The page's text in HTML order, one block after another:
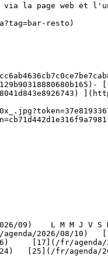
via la page web et
2026/08/10)
[17](/fr/
[25](/fr/